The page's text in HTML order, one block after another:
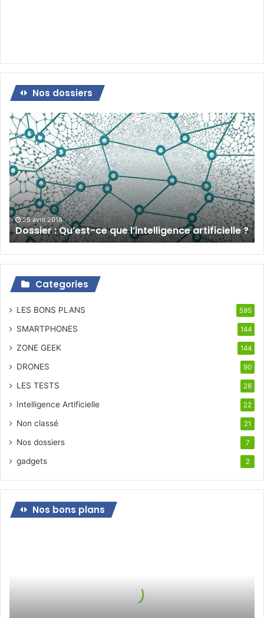
Nos dossiers
Dossier
:
Qu’est-
ce
que
l’intelligence
artificielle
?
25 avril 2018
Dossier : Qu’est-ce que l’intelligence artificielle ?
Categories
LES BONS PLANS 595
SMARTPHONES 144
ZONE GEEK 144
DRONES 90
LES TESTS 26
Intelligence Artificielle 22
Non classé 21
Nos dossiers 7
gadgets 2
Nos bons plans